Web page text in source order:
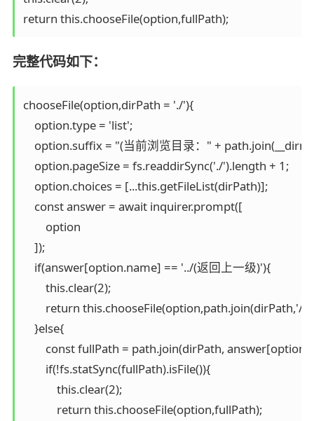
return this.chooseFile(option,fullPath);
完整代码如下：
chooseFile(option,dirPath = './'){
    option.type = 'list';
option.suffix = "(当前浏览目录：" +
    option.pageSize = fs.readdirSync('./').length + 1;
    option.choices = [...this.getFileList(dirPath)];
    const answer = await inquirer.prompt([
        option
    ]);
    if(answer[option.name] == '../(返回上一级)'){
        this.clear(2);
return this.chooseFile(option,path.join(dirPath,'/../
    }else{
const fullPath = path.join(dirPath,
        if(!fs.statSync(fullPath).isFile()){
            this.clear(2);
            return this.chooseFile(option,fullPath);